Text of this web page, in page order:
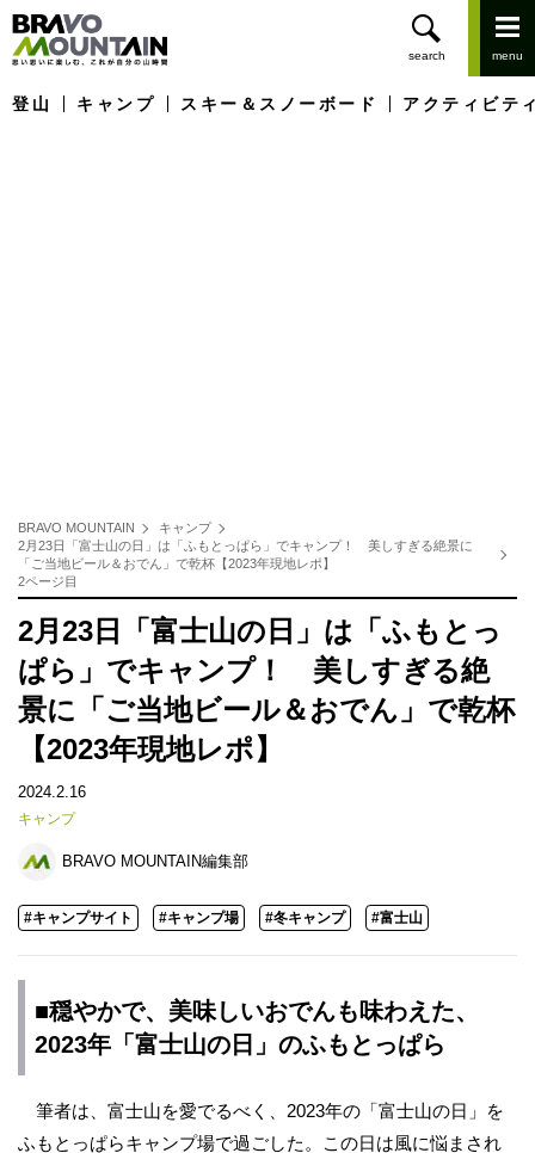
登山 キャンプ スキー＆スノーボード アクティビテ
BRAVO MOUNTAIN
キャンプ
2月23日「富士山の日」は「ふもとっぱら」でキャンプ！ 美しすぎる絶景に
「ご当地ビール＆おでん」で乾杯【2023年現地レポ】
2ページ目
2月23日「富士山の日」は「ふもとっ
ぱら」でキャンプ！ 美しすぎる絶
景に「ご当地ビール＆おでん」で乾杯
【2023年現地レポ】
2024.2.16
キャンプ
BRAVO MOUNTAIN編集部
#キャンプサイト #キャンプ場 #冬キャンプ #富士山
■穏やかで、美味しいおでんも味わえた、
2023年「富士山の日」のふもとっぱら
筆者は、富士山を愛でるべく、2023年の「富士山の日」を
ふもとっぱらキャンプ場で過ごした。この日は風に悩まされ